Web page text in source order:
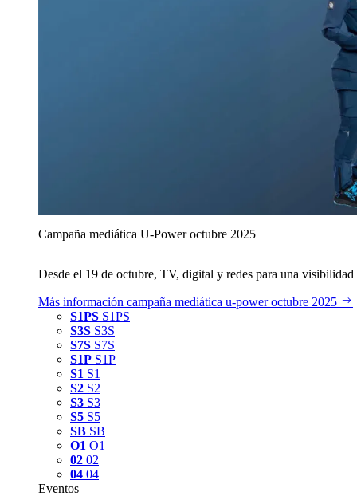
Campaña mediática U‑Power octubre 2025
Desde el 19 de octubre, TV, digital y redes para una
Más información campaña mediática u‑power octubre 2025
S1PS S1PS
S3S S3S
S7S S7S
S1P S1P
S1 S1
S2 S2
S3 S3
S5 S5
SB SB
O1 O1
02 02
04 04
Eventos